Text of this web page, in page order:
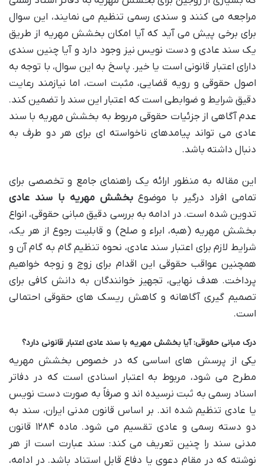
مراجعه می کنند و سندی رسمی تنظیم می نمایند، این سوال
برای برخی پیش می آید که آیا امکان بخشش مهریه از طریق
یک سند عادی و دست نویس نیز وجود دارد و آیا چنین سندی
دارای اعتبار قانونی است یا خیر. پاسخ به این سوال، با توجه به
اصول حقوقی و رویه قضایی، مثبت است، اما نیازمند رعایت
دقیق شرایط و ضوابطی است که اعتبار این سند را تضمین کند.
عدم آگاهی از جزئیات حقوقی مربوط به بخشش مهریه با سند
عادی می تواند پیامدهای ناخواسته ای برای هر دو طرف به
دنبال داشته باشد.
این مقاله به منظور ارائه یک راهنمای جامع و تخصصی برای
تمامی افراد درگیر با موضوعبخشش مهریه با سند عادی
تدوین شده است. در ادامه به بررسی دقیق مبانی حقوقی، انواع
بخشش مهریه (هبه، ابراء و صلح) و قابلیت رجوع از هر یک،
شرایط لازم برای اعتبار سند عادی، نحوه تنظیم گام به گام آن و
همچنین عواقب حقوقی این اقدام برای زوج و زوجه خواهیم
پرداخت. هدف نهایی، تجهیز خوانندگان به دانش کافی برای
تصمیم گیری آگاهانه و کاهش ریسک های حقوقی احتمالی
است.
درک مبانی حقوقی: آیا بخشش مهریه با سند عادی اعتبار قانونی دارد؟
یکی از پرسش های اساسی که در خصوص بخشش مهریه
مطرح می شود، مربوط به اعتبار اسنادی است که در دفاتر
اسناد رسمی به ثبت نرسیده اند و صرفاً به صورت دست نویس
یا عادی تنظیم شده اند. بر اساس قانون مدنی ایران، سند به
دو دسته رسمی و عادی تقسیم می شود. ماده ۱۲۸۴ قانون
مدنی سند را چنین تعریف می کند: سند عبارت است از هر
نوشته که در مقام دعوی یا دفاع قابل استناد باشد. در ادامه،